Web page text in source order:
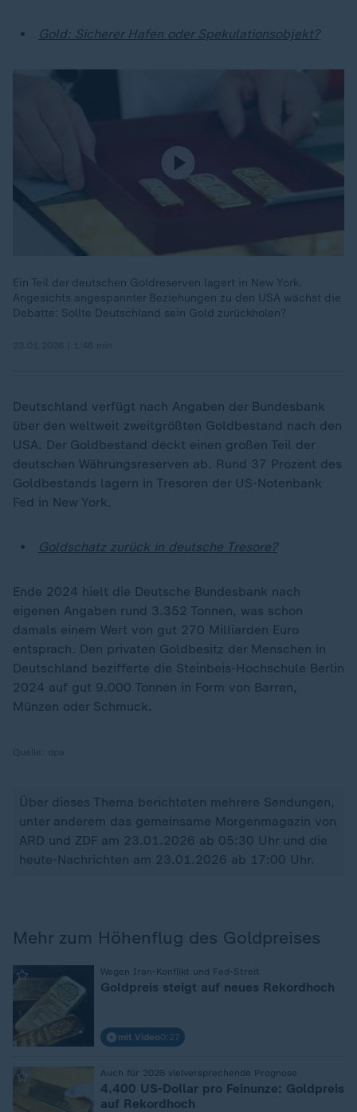
Gold: Sicherer Hafen oder Spekulationsobjekt?
Ein Teil der deutschen Goldreserven lagert in New York.
Angesichts angespannter Beziehungen zu den USA wächst die
Debatte: Sollte Deutschland sein Gold zurückholen?
Deutschland verfügt nach Angaben der Bundesbank
über den weltweit zweitgrößten Goldbestand nach den
USA. Der Goldbestand deckt einen großen Teil der
deutschen Währungsreserven ab. Rund 37 Prozent des
Goldbestands lagern in Tresoren der US-Notenbank
Fed in New York.
Goldschatz zurück in deutsche Tresore?
Ende 2024 hielt die Deutsche Bundesbank nach
eigenen Angaben rund 3.352 Tonnen, was schon
damals einem Wert von gut 270 Milliarden Euro
entsprach. Den privaten Goldbesitz der Menschen in
Deutschland bezifferte die Steinbeis-Hochschule Berlin
2024 auf gut 9.000 Tonnen in Form von Barren,
Münzen oder Schmuck.
Über dieses Thema berichteten mehrere Sendungen,
unter anderem das gemeinsame Morgenmagazin von
ARD und ZDF am 23.01.2026 ab 05:30 Uhr und die
heute-Nachrichten am 23.01.2026 ab 17:00 Uhr.
Mehr zum Höhenflug des Goldpreises
Wegen Iran-Konflikt und Fed-Streit
Goldpreis steigt auf neues Rekordhoch
mit Video0:27
Auch für 2026 vielversprechende Prognose
:
4.400 US-Dollar pro Feinunze: Goldpreis
auf Rekordhoch